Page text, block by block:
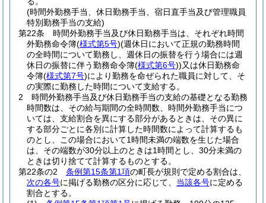
(時間外勤務手当、休日勤務手当、宿日直手当及び管理職員
特別勤務手当の支給)
第22条
時間外勤務手当及び休日勤務手当は、それぞれ時間
外勤務命令簿(様式第5号)(週休日において正規の勤務時間
の全時間について勤務し、週休日の振替を行う場合には週
休日の振替に伴う勤務命令簿(様式第6号))又は休日勤務命
令簿(様式第7号)により勤務を命ぜられた職員に対して、そ
の実際に勤務した時間について支給する。
2
時間外勤務手当及び休日勤務手当の支給の基礎となる勤務
時間数は、その給与期間の全時間数、時間外勤務手当につ
いては、支給割合を異にする部分があるときは、その異に
する部分ごとに各別に計算した時間数によって計算するも
のとし、この場合において1時間未満の端数を生じた場合
は、その端数が30分以上のときは1時間とし、30分未満の
ときは切り捨てて計算するものとする。
第22条の2
条例第15条第1項の町長が規則で定める割合は、
次の各号に掲げる勤務の区分に応じて、 当該各号に定める
割合とする。